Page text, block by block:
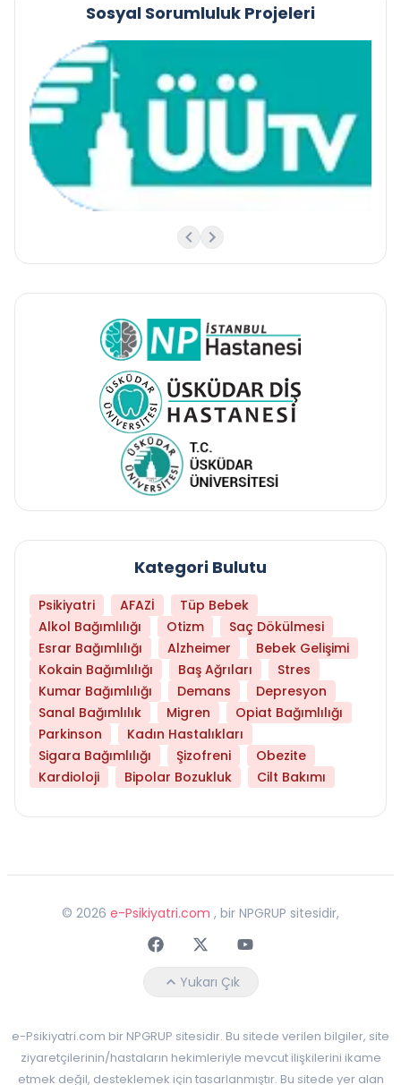
Sosyal Sorumluluk Projeleri
Kategori Bulutu
Psikiyatri AFAZİ
Tüp Bebek
Alkol Bağımlılığı
Otizm
Saç Dökülmesi
Esrar Bağımlılığı
Alzheimer
Bebek Gelişimi
Kokain Bağımlılığı
Baş Ağrıları
Stres
Kumar Bağımlılığı
Demans
Depresyon
Sanal Bağımlılık
Migren
Opiat Bağımlılığı
Parkinson
Kadın Hastalıkları
Sigara Bağımlılığı
Şizofreni
Obezite
Kardioloji
Bipolar Bozukluk Cilt Bakımı
© 2026 e-Psikiyatri.com , bir NPGRUP sitesidir,
FaceebokTwitterYoutube
Yukarı Çık
e-Psikiyatri.com bir NPGRUP sitesidir. Bu sitede verilen bilgiler, site
ziyaretçilerinin/hastaların hekimleriyle mevcut ilişkilerini ikame
etmek değil, desteklemek için tasarlanmıştır. Bu sitede yer alan